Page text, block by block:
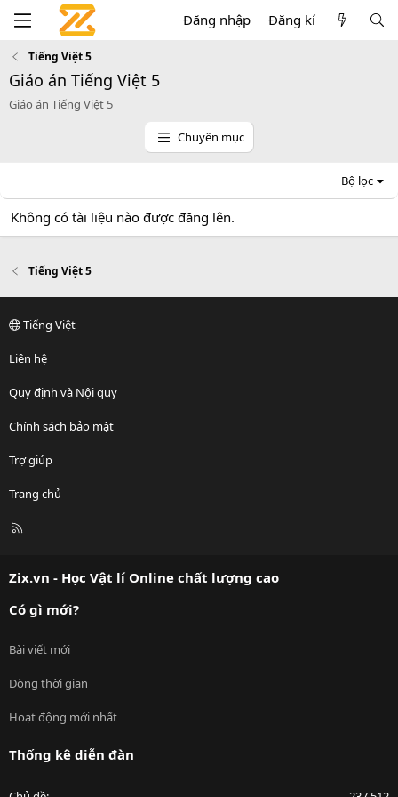
Đăng nhập Đăng kí
Tiếng Việt 5
Giáo án Tiếng Việt 5
Giáo án Tiếng Việt 5
Chuyên mục
Bộ lọc
Không có tài liệu nào được đăng lên.
Tiếng Việt 5
Tiếng Việt
Liên hệ
Quy định và Nội quy
Chính sách bảo mật
Trợ giúp
Trang chủ
R
Zix.vn - Học Vật lí Online chất lượng cao
Có gì mới?
Bài viết mới
Dòng thời gian
Hoạt động mới nhất
Thống kê diễn đàn